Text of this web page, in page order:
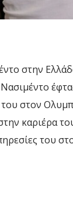
στην
στον
καριέρα
του